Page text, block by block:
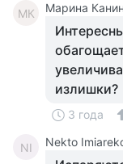
МК Марина
излишки?
3 года
NI Nekto